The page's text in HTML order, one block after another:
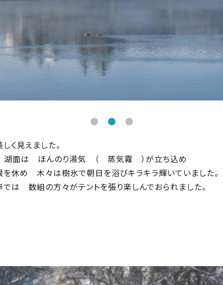
えました。
ほんのり湯気 （ 蒸気霧 ）が立ち込め
々は樹氷で朝日を浴びキラキラ輝いていました。
の方々がテントを張り楽しんでおられました。